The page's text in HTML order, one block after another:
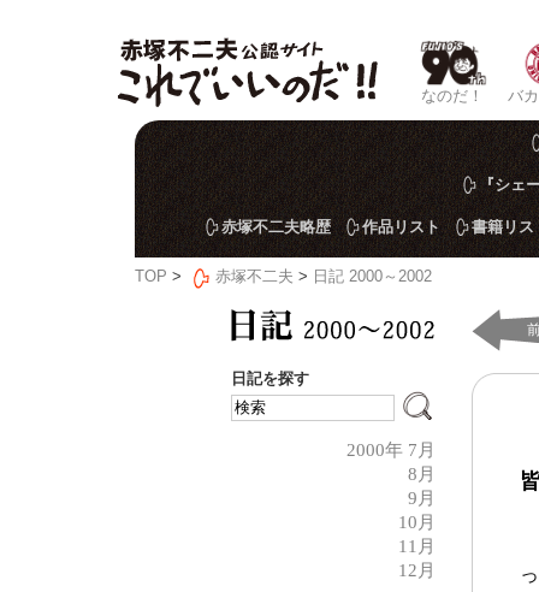
なのだ！ バ
『シェ
赤塚不二夫略歴 作品リスト 書籍リス
TOP > 赤塚不二夫 > 日記 2000～2002
日記を探す
2000年 7月
8月
9月
10月
11月
12月